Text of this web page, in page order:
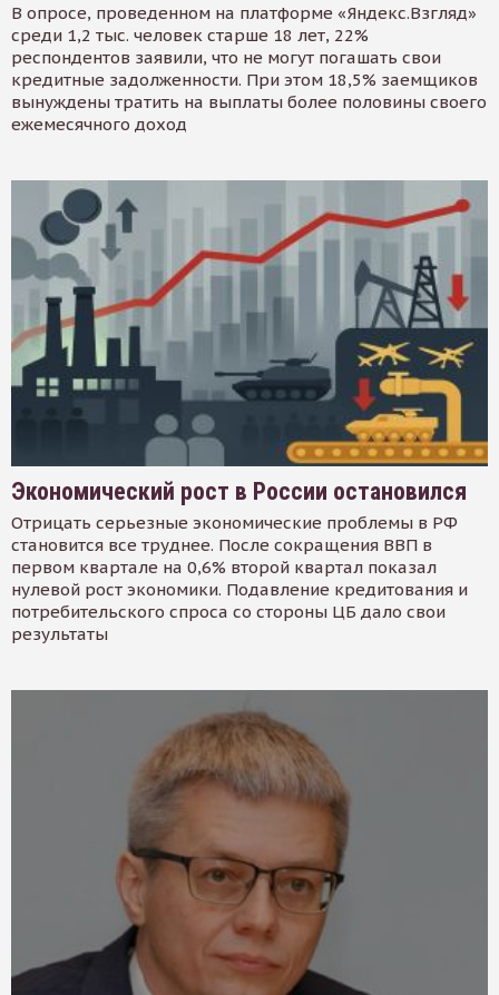
В опросе, проведенном на платформе «Яндекс.Взгляд»
среди 1,2 тыс. человек старше 18 лет, 22%
респондентов заявили, что не могут погашать свои
кредитные задолженности. При этом 18,5% заемщиков
вынуждены тратить на выплаты более половины своего
ежемесячного доход
Экономический рост в России остановился
Отрицать серьезные экономические проблемы в РФ
становится все труднее. После сокращения ВВП в
первом квартале на 0,6% второй квартал показал
нулевой рост экономики. Подавление кредитования и
потребительского спроса со стороны ЦБ дало свои
результаты